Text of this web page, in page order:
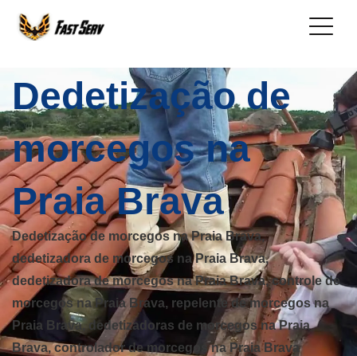
Dedetização de
morcegos na
Praia Brava
Dedetização de morcegos na Praia Brava,
dedetizadora de morcegos na Praia Brava,
dedetizadora de morcegos na Praia Brava, controle de
morcegos na Praia Brava, repelente de morcegos na
Praia Brava, dedetizadoras de morcegos na Praia
Brava, controlador de morcegos na Praia Brava